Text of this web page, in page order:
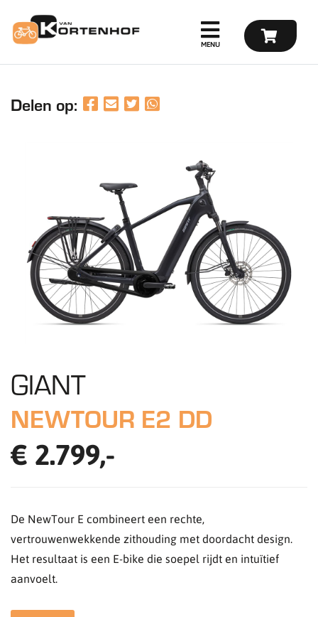
Delen op:
GIANT
NEWTOUR E2 DD
€ 2.799,-
De NewTour E combineert een rechte,
vertrouwenwekkende zithouding met doordacht design.
Het resultaat is een E-bike die soepel rijdt en intuïtief
aanvoelt.